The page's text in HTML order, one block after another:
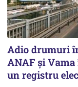
Adio drumuri
ANAF și
un registru